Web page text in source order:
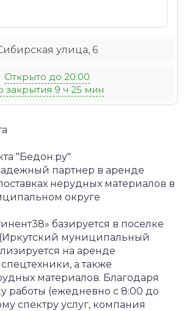
улица, 6
Открыто до 20:00
закрытия 9 ч 25 мин
"Бедон.ру"
партнер в аренде
нерудных материалов в
округе
базируется в поселке
муниципальный
на аренде
а также
материалов. Благодаря
работы (ежедневно с 8:00 до
спектру услуг, компания